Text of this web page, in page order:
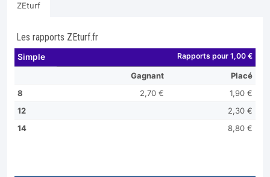
ZEturf
Les rapports ZEturf.fr
Simple Rapports pour 1,00 €
Gagnant
Placé
8
2,70 €
1,90 €
12
2,30 €
14
8,80 €